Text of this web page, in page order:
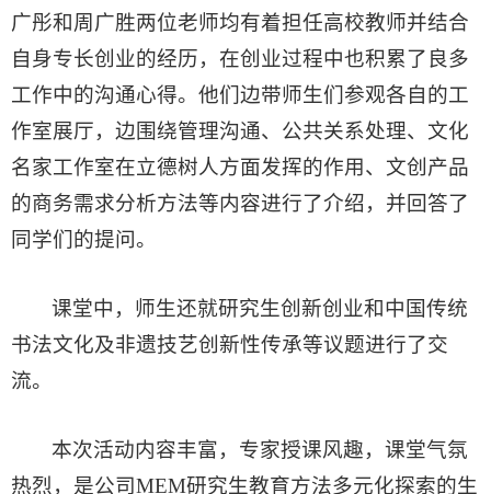
广彤和周广胜两位老师均有着担任高校教师并结合
自身专长创业的经历，在创业过程中也积累了良多
工作中的沟通心得。他们边带师生们参观各自的工
作室展厅，边围绕管理沟通、公共关系处理、文化
名家工作室在立德树人方面发挥的作用、文创产品
的商务需求分析方法等内容进行了介绍，并回答了
同学们的提问。
课堂中，师生还就研究生创新创业和中国传统
书法文化及非遗技艺创新性传承等议题进行了交
流。
本次活动内容丰富，专家授课风趣，课堂气氛
热烈，是公司MEM研究生教育方法多元化探索的生